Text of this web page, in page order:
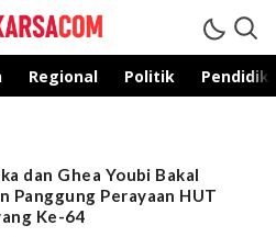
Regional Politik
dan Ghea Youbi Bakal
Panggung Perayaan HUT
Ke-64